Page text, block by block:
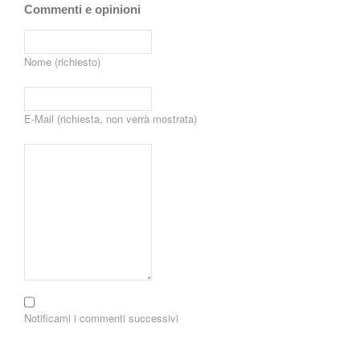
Commenti e opinioni
Nome (richiesto)
E-Mail (richiesta, non verrà mostrata)
Notificami i commenti successivi